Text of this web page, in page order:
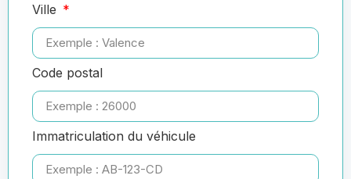
Ville
Code postal
Immatriculation du véhicule